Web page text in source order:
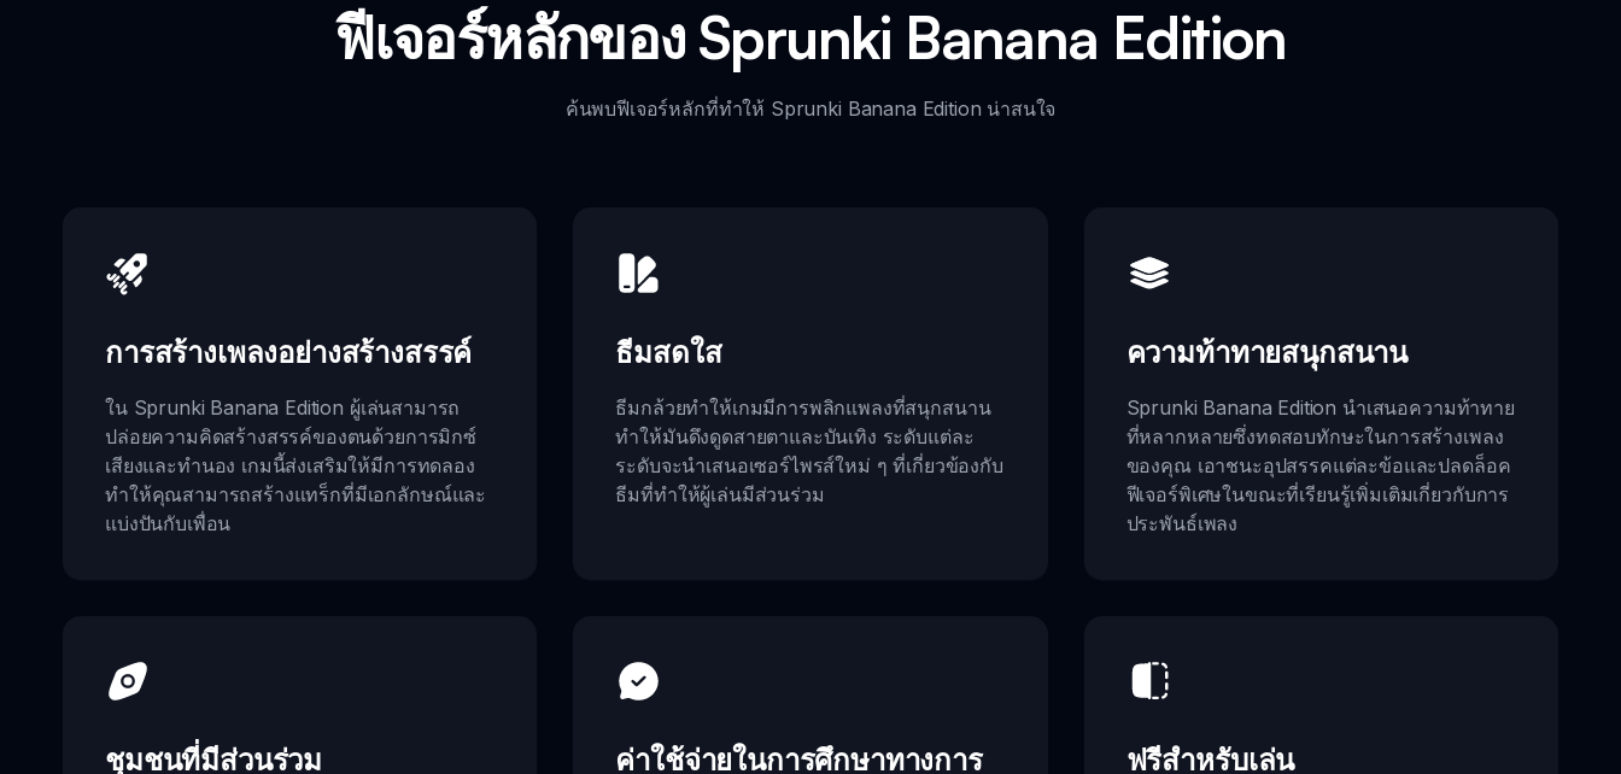
ฟีเจอร์หลักของ Sprunki Banana Edition
ค้นพบฟีเจอร์หลักที่ทำให้ Sprunki Banana Edition น่าสนใจ
การสร้างเพลงอย่างสร้างสรรค์
ใน Sprunki Banana Edition ผู้เล่นสามารถ
ปล่อยความคิดสร้างสรรค์ของตนด้วยการมิกซ์
เสียงและทำนอง เกมนี้ส่งเสริมให้มีการทดลอง
ทำให้คุณสามารถสร้างแทร็กที่มีเอกลักษณ์และ
แบ่งปันกับเพื่อน
ธีมสดใส
ธีมกล้วยทำให้เกมมีการพลิกแพลงที่สนุกสนาน
ทำให้มันดึงดูดสายตาและบันเทิง ระดับแต่ละ
ระดับจะนำเสนอเซอร์ไพรส์ใหม่ ๆ ที่เกี่ยวข้องกับ
ธีมที่ทำให้ผู้เล่นมีส่วนร่วม
ความท้าทายสนุกสนาน
Sprunki Banana Edition นำเสนอความท้าทาย
ที่หลากหลายซึ่งทดสอบทักษะในการสร้างเพลง
ของคุณ เอาชนะอุปสรรคแต่ละข้อและปลดล็อค
ฟีเจอร์พิเศษในขณะที่เรียนรู้เพิ่มเติมเกี่ยวกับการ
ประพันธ์เพลง
ชุมชนที่มีส่วนร่วม ค่าใช้จ่ายในการศึกษาทางการ ฟรีสำหรับเล่น